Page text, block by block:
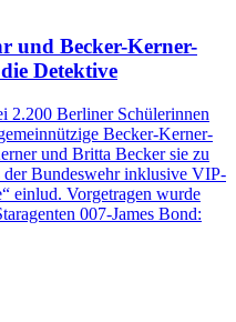
und Becker-Kerner-
Detektive
2.200 Berliner Schülerinnen
Becker-Kerner-
und Britta Becker sie zu
Bundeswehr inklusive VIP-
einlud. Vorgetragen wurde
007-James Bond: